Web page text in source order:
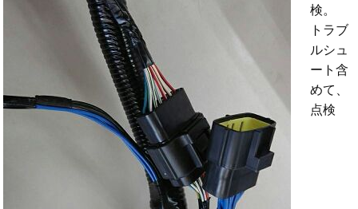
検。
トラブ
ルシュ
ート含
めて、
点検